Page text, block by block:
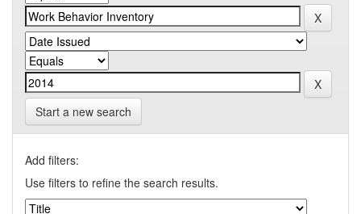
Start a new search
Add filters:
Use filters to refine the search results.